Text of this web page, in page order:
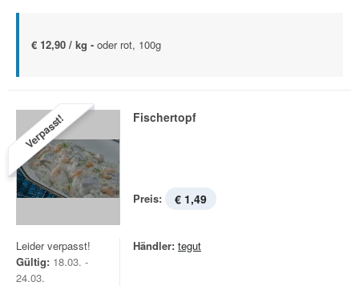
€ 12,90 / kg - oder rot, 100g
Verpasst! Fischertopf
Preis: € 1,49
Leider verpasst!
Gültig: 18.03. -
24.03.
Händler: tegut